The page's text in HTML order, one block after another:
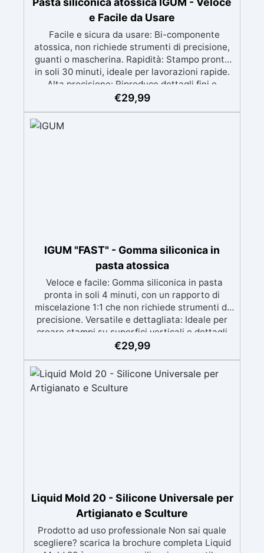
e Facile da Usare
Facile e sicura da usare: Bi-componente
atossica, non richiede strumenti di precisione,
guanti o mascherina. Rapidità: Stampo pronto
in soli 30 minuti, ideale per lavorazioni rapide.
Alta precisione: Riproduce dettagli fini e
complessi con un risultato professionale.
metallo a basso punto di fusione, sapone e
cemento. Resistente e durevole: Consente oltre
€29,99
IGUM "FAST" - Gomma siliconica in
pasta atossica
Veloce e facile: Gomma siliconica in pasta
pronta in soli 4 minuti, con un rapporto di
miscelazione 1:1 che non richiede strumenti di
precisione. Versatile e dettagliata: Ideale per
creare stampi su superfici verticali e dettagli
intricati, compatibile con resine, gesso, cera,
Atossica e sicura: Formulazione inodore,
atossica e facile da maneggiare senza guanti o
mascherina. Alta resistenza e durabilità:
€29,99
Liquid Mold 20 - Silicone Universale per
Artigianato e Sculture
Prodotto ad uso professionale Non sai quale
scegliere? scarica la brochure completa Liquid